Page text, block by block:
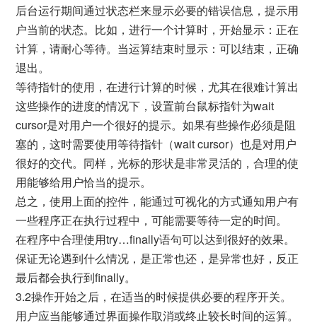
后台运行期间通过状态栏来显示必要的错误信息，提示用
户当前的状态。比如，进行一个计算时，开始显示：正在
计算，请耐心等待。当运算结束时显示：可以结束，正确
退出。
等待指针的使用，在进行计算的时候，尤其在很难计算出
这些操作的进度的情况下，设置前台鼠标指针为wait
cursor是对用户一个很好的提示。如果有些操作必须是阻
塞的，这时需要使用等待指针（wait cursor）也是对用户
很好的交代。同样，光标的形状是非常灵活的，合理的使
用能够给用户恰当的提示。
总之，使用上面的控件，能通过可视化的方式通知用户有
一些程序正在执行过程中，可能需要等待一定的时间。
在程序中合理使用try…finally语句可以达到很好的效果。
保证无论遇到什么情况，是正常也还，是异常也好，反正
最后都会执行到finally。
3.2操作开始之后，在适当的时候提供必要的程序开关。
用户应当能够通过界面操作取消或终止较长时间的运算。